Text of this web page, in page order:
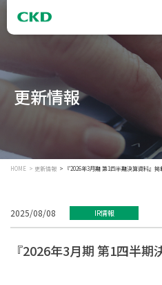
更新情報
HOME 更新情報 『2026年3月期 第1四半期決算資料』掲
2025/08/08 IR情報
『2026年3月期 第1四半期